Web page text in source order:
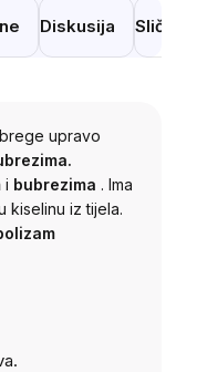
Diskusija Slični
upravo
i bubrezima . Ima
kiselinu iz tijela.